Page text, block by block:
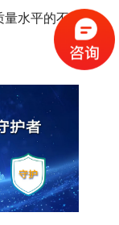
量水平的不